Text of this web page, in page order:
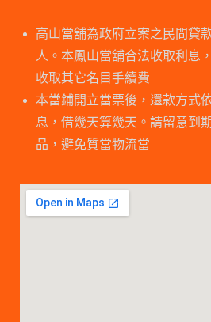
高山當舖為政府立案之民間貸
人。本鳳山當舖合法收取利息
收取其它名目手續費
本當鋪開立當票後，還款方式
息，借幾天算幾天。請留意到
品，避免質當物流當